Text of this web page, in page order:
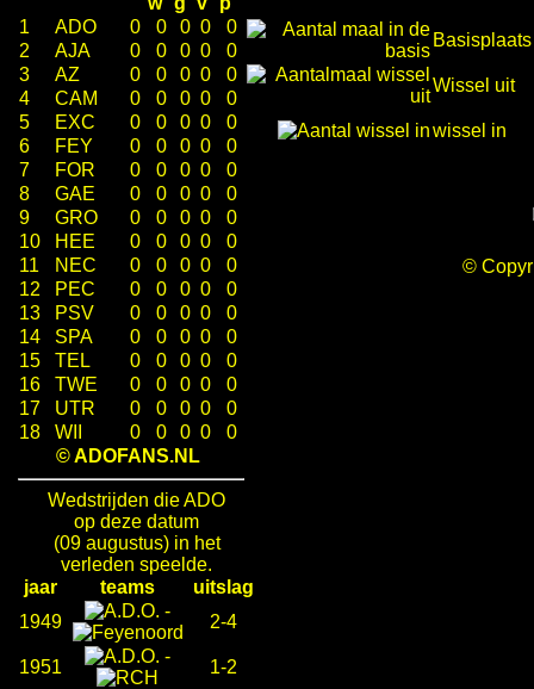
1
ADO 0 0 0 0
0
2
AJA 0 0 0 0
0
3
AZ 0 0 0 0
0
4
CAM 0 0 0 0
0
5
EXC 0 0 0 0
0
6
FEY 0 0 0 0
0
7
FOR 0 0 0 0
0
8
GAE 0 0 0 0
0
9
GRO 0 0 0 0
0
10
HEE 0 0 0 0
0
11
NEC 0 0 0 0
0
12
PEC 0 0 0 0
0
13
PSV 0 0 0 0
0
14
SPA 0 0 0 0
0
15
TEL 0 0 0 0
0
16
TWE 0 0 0 0
0
17
UTR 0 0 0 0
0
18
WII 0 0 0 0
0
© ADOFANS.NL
Wedstrijden die ADO
op deze datum
(09 augustus) in het
verleden speelde.
jaar
teams
uitslag
1949
-
2-4
1951
-
1-2
Basisplaats
Wissel uit
wissel in
©